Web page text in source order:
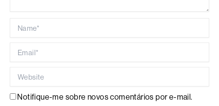
Notifique-me sobre novos comentários por e-mail.